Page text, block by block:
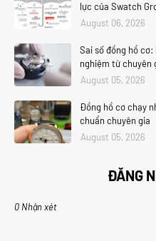
lực của Swatch
August 06, 2026
Sai số đồng hồ
nghiệm từ chuyên
August 05, 2026
Đồng hồ cơ chạy
chuẩn chuyên gia
August 05, 2026
ĐĂNG
0 Nhận xét